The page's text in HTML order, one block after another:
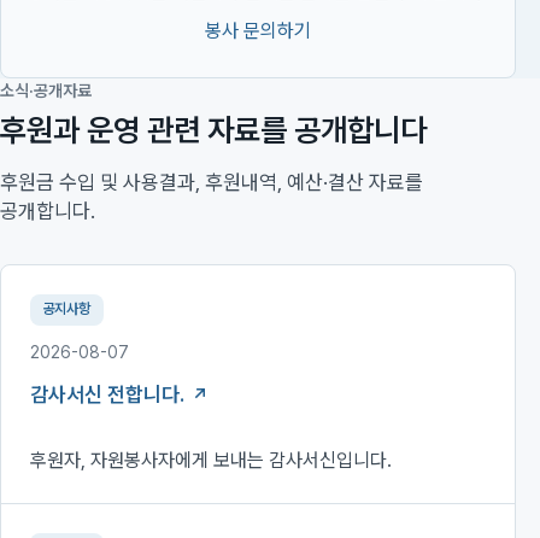
봉사 문의하기
소식·공개자료
후원과 운영 관련 자료를 공개합니다
후원금 수입 및 사용결과, 후원내역, 예산·결산 자료를
공개합니다.
공지사항
2026-08-07
감사서신 전합니다.
후원자, 자원봉사자에게 보내는 감사서신입니다.